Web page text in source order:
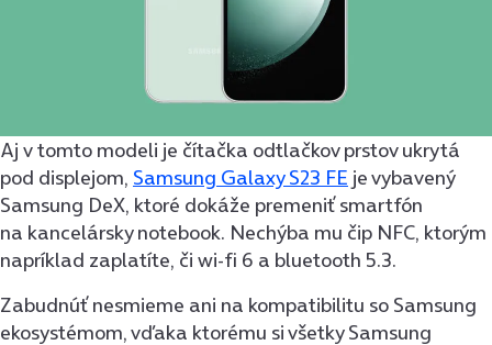
Aj v tomto modeli je čítačka odtlačkov prstov ukrytá
pod displejom, Samsung Galaxy S23 FE je vybavený
Samsung DeX, ktoré dokáže premeniť smartfón
na kancelársky notebook. Nechýba mu čip NFC, ktorým
napríklad zaplatíte, či wi-fi 6 a bluetooth 5.3.
Zabudnúť nesmieme ani na kompatibilitu so Samsung
ekosystémom, vďaka ktorému si všetky Samsung